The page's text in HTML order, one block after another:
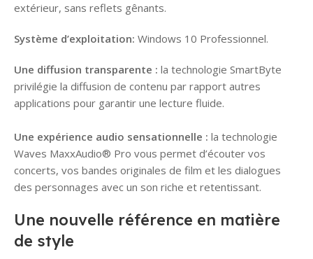
extérieur, sans reflets gênants.
Système d’exploitation: Windows 10 Professionnel.
Une diffusion transparente : la technologie SmartByte
privilégie la diffusion de contenu par rapport autres
applications pour garantir une lecture fluide.
Une expérience audio sensationnelle : la technologie
Waves MaxxAudio® Pro vous permet d’écouter vos
concerts, vos bandes originales de film et les dialogues
des personnages avec un son riche et retentissant.
Une nouvelle référence en matière
de style